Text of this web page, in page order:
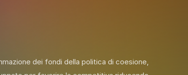
dei fondi della politica di coesione,